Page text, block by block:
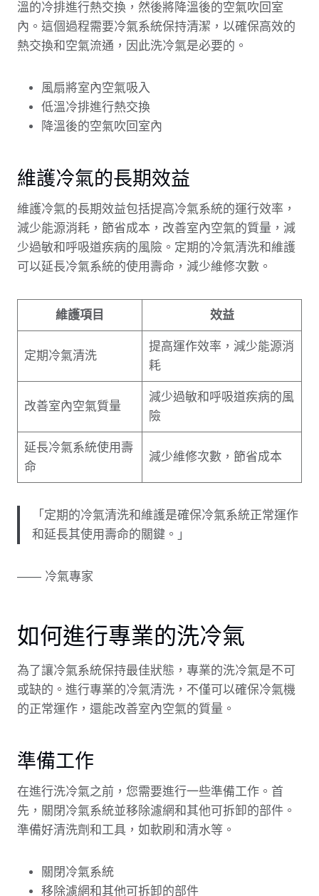
溫的冷排進行熱交換，然後將降溫後的空氣吹回室
內。這個過程需要冷氣系統保持清潔，以確保高效的
熱交換和空氣流通，因此洗冷氣是必要的。
風扇將室內空氣吸入
低溫冷排進行熱交換
降溫後的空氣吹回室內
維護冷氣的長期效益
維護冷氣的長期效益包括提高冷氣系統的運行效率，
減少能源消耗，節省成本，改善室內空氣的質量，減
少過敏和呼吸道疾病的風險。定期的冷氣清洗和維護
可以延長冷氣系統的使用壽命，減少維修次數。
維護項目 效益
定期冷氣清洗
提高運作效率，減少能源消
耗
改善室內空氣質量
減少過敏和呼吸道疾病的風
險
延長冷氣系統使用壽
命
減少維修次數，節省成本
「定期的冷氣清洗和維護是確保冷氣系統正常運作
和延長其使用壽命的關鍵。」
—— 冷氣專家
如何進行專業的洗冷氣
為了讓冷氣系統保持最佳狀態，專業的洗冷氣是不可
或缺的。進行專業的冷氣清洗，不僅可以確保冷氣機
的正常運作，還能改善室內空氣的質量。
準備工作
在進行洗冷氣之前，您需要進行一些準備工作。首
先，關閉冷氣系統並移除濾網和其他可拆卸的部件。
準備好清洗劑和工具，如軟刷和清水等。
關閉冷氣系統
移除濾網和其他可拆卸的部件